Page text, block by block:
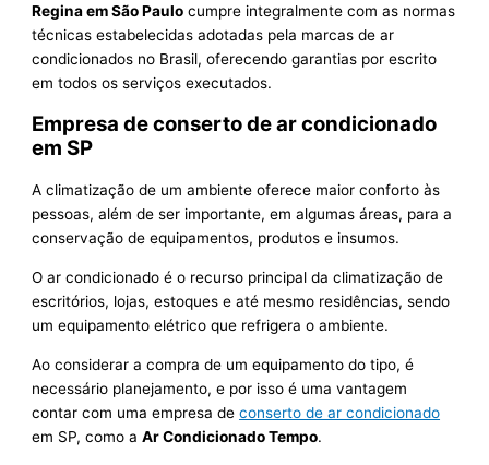
Regina em São Paulo cumpre integralmente com as normas
técnicas estabelecidas adotadas pela marcas de ar
condicionados no Brasil, oferecendo garantias por escrito
em todos os serviços executados.
Empresa de conserto de ar condicionado
em SP
A climatização de um ambiente oferece maior conforto às
pessoas, além de ser importante, em algumas áreas, para a
conservação de equipamentos, produtos e insumos.
O ar condicionado é o recurso principal da climatização de
escritórios, lojas, estoques e até mesmo residências, sendo
um equipamento elétrico que refrigera o ambiente.
Ao considerar a compra de um equipamento do tipo, é
necessário planejamento, e por isso é uma vantagem
contar com uma empresa deconserto de ar condicionado
em SP, como aAr Condicionado Tempo.